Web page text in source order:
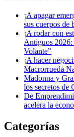
¡A apagar
sus cuerpos de
¡A rodar con
Antiguos 2026:
Volante”
¡A hacer
Macrorrueda
Madonna y
los secretos de
De
acelera la
Categorías